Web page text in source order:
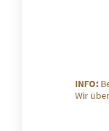
INFO:
Wir